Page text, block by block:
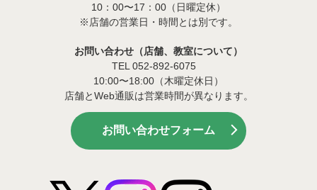
10：00〜17：00（日曜定休）
※店舗の営業日・時間とは別です。
お問い合わせ（店舗、教室について）
TEL 052-892-6075
10:00〜18:00（木曜定休日）
店舗とWeb通販は営業時間が異なります。
お問い合わせフォーム